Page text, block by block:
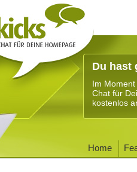
Du hast
Im
Chat für
kostenlos
Home